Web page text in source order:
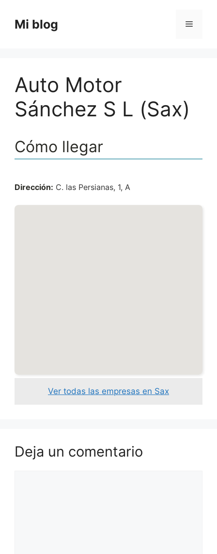
contenido
Mi blog Menú
Auto Motor
Sánchez S L (Sax)
Cómo llegar
Dirección: C. las Persianas, 1, A
Ver todas las empresas en Sax
Deja un comentario